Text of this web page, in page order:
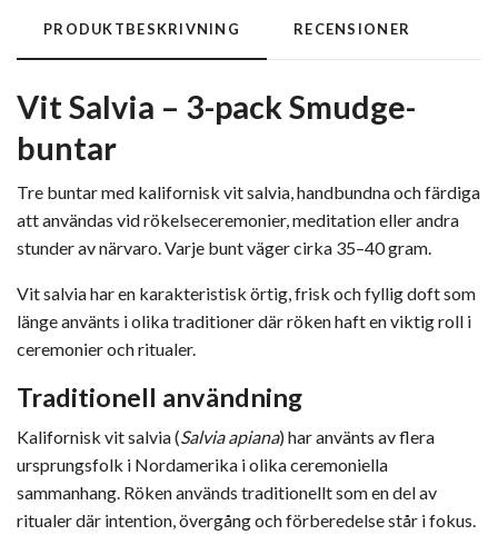
PRODUKTBESKRIVNING RECENSIONER
Vit Salvia – 3-pack Smudge-
buntar
Tre buntar med kalifornisk vit salvia, handbundna och färdiga
att användas vid rökelseceremonier, meditation eller andra
stunder av närvaro. Varje bunt väger cirka 35–40 gram.
Vit salvia har en karakteristisk örtig, frisk och fyllig doft som
länge använts i olika traditioner där röken haft en viktig roll i
ceremonier och ritualer.
Traditionell användning
Kalifornisk vit salvia (Salvia apiana) har använts av flera
ursprungsfolk i Nordamerika i olika ceremoniella
sammanhang. Röken används traditionellt som en del av
ritualer där intention, övergång och förberedelse står i fokus.